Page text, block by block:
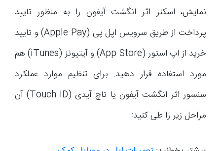
نمایش، اسکنر اثر انگشت آیفون را به منظور تایید
پرداخت از طریق سرویس اپل پی (Apple Pay) و تایید
خرید از اپ استور (App Store) و آیتیونز (iTunes) هم
مورد استفاده قرار دهید. برای تنظیم موارد عملکرد
سنسور اثر انگشت آیفون یا تاچ آیدی (Touch ID) آن
مراحل زیر را طی کنید: